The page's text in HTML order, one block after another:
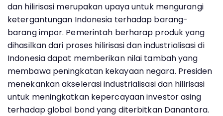
dan hilirisasi merupakan upaya untuk mengurangi
ketergantungan Indonesia terhadap barang-
barang impor. Pemerintah berharap produk yang
dihasilkan dari proses hilirisasi dan industrialisasi di
Indonesia dapat memberikan nilai tambah yang
membawa peningkatan kekayaan negara. Presiden
menekankan akselerasi industrialisasi dan hilirisasi
untuk meningkatkan kepercayaan investor asing
terhadap global bond yang diterbitkan Danantara.